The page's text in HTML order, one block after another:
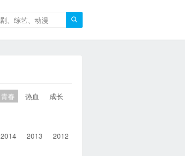

青春 热血 成长
2014 2013 2012